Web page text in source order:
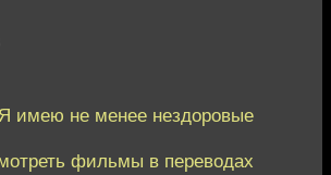
имею не менее нездоровые
фильмы в переводах